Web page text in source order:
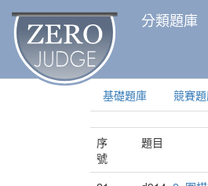
分類題庫
基礎題庫 競賽
序
號
題目